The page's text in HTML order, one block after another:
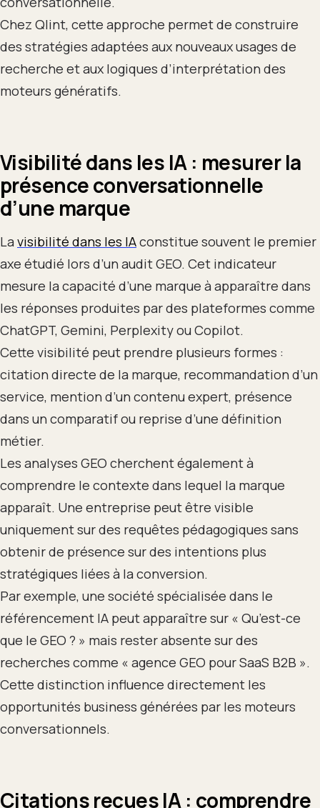
Chez Qlint, cette approche permet de construire
des stratégies adaptées aux nouveaux usages de
recherche et aux logiques d’interprétation des
moteurs génératifs.
Visibilité dans les IA : mesurer la
présence conversationnelle
d’une marque
La visibilité dans les IAconstitue souvent le premier
axe étudié lors d’un audit GEO. Cet indicateur
mesure la capacité d’une marque à apparaître dans
les réponses produites par des plateformes comme
ChatGPT, Gemini, Perplexity ou Copilot.
Cette visibilité peut prendre plusieurs formes :
citation directe de la marque, recommandation d’un
service, mention d’un contenu expert, présence
dans un comparatif ou reprise d’une définition
métier.
Les analyses GEO cherchent également à
comprendre le contexte dans lequel la marque
apparaît. Une entreprise peut être visible
uniquement sur des requêtes pédagogiques sans
obtenir de présence sur des intentions plus
stratégiques liées à la conversion.
Par exemple, une société spécialisée dans le
référencement IA peut apparaître sur « Qu’est-ce
que le GEO ? » mais rester absente sur des
recherches comme « agence GEO pour SaaS B2B ».
Cette distinction influence directement les
opportunités business générées par les moteurs
conversationnels.
Citations reçues IA : comprendre